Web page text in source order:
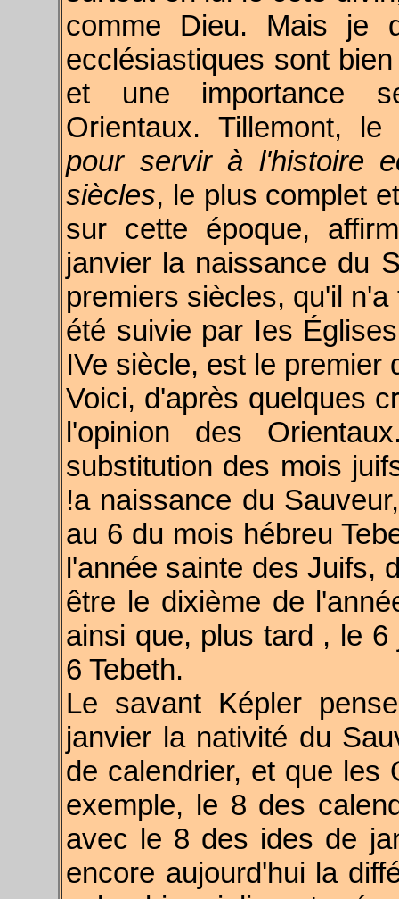
comme Dieu. Mais je
ecclésiastiques sont
et une importance
Orientaux. Tillemont,
pour servir à l'histoire
siècles, le plus complet
sur cette époque,
janvier la naissance du
premiers siècles, qu'il
été suivie par Ies
IVe siècle, est le premier
Voici, d'après quelques
l'opinion des
substitution des mois
!a naissance du
au 6 du mois hébreu
l'année sainte des Juifs,
être le dixième de
ainsi que, plus tard , le
6 Tebeth.
Le savant Képler
janvier la nativité du
de calendrier, et que les
exemple, le 8 des
avec le 8 des ides de
encore aujourd'hui la